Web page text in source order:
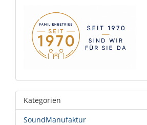
Kategorien
SoundManufaktur